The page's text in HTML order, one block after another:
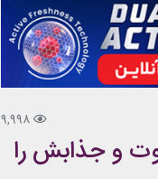
9,998
و جذابش را